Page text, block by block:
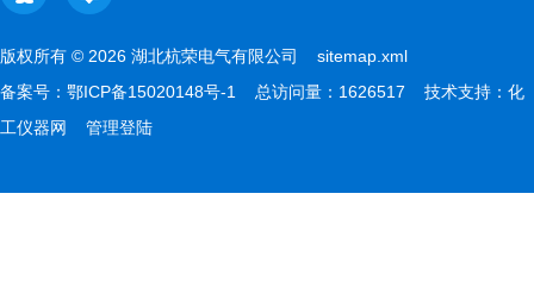
版权所有 © 2026 湖北杭荣电气有限公司 sitemap.xml
备案号： 鄂ICP备15020148号-1 总访问量：1626517 技术支持： 化
工仪器网
管理登陆